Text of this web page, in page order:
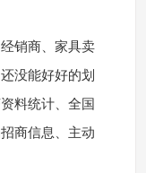
销商、家具卖
没能好好的划
料统计、全国
商信息、主动